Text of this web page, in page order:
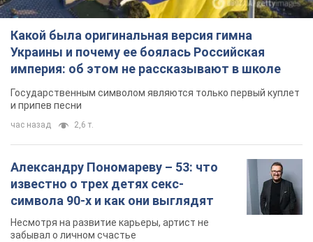
Какой была оригинальная версия гимна
Украины и почему ее боялась Российская
империя: об этом не рассказывают в школе
Государственным символом являются только первый куплет
и припев песни
час назад 2,6 т.
Александру Пономареву – 53: что
известно о трех детях секс-
символа 90-х и как они выглядят
Несмотря на развитие карьеры, артист не
забывал о личном счастье